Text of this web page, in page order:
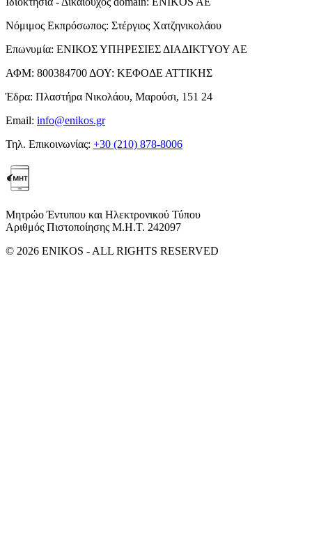
Νόμιμος Εκπρόσωπος: Στέργιος Χατζηνικολάου
Επωνυμία: ΕΝΙΚΟΣ ΥΠΗΡΕΣΙΕΣ ΔΙΑΔΙΚΤΥΟΥ ΑΕ
ΑΦΜ: 800384700 ΔΟΥ: ΚΕΦΟΔΕ ΑΤΤΙΚΗΣ
Έδρα: Πλαστήρα Νικολάου, Μαρούσι, 151 24
Email: info@enikos.gr
Τηλ. Επικοινωνίας: +30 (210) 878-8006
Μητρώο Έντυπου και Ηλεκτρονικού Τύπου
Αριθμός Πιστοποίησης Μ.Η.Τ. 242097
© 2026 ENIKOS - ALL RIGHTS RESERVED